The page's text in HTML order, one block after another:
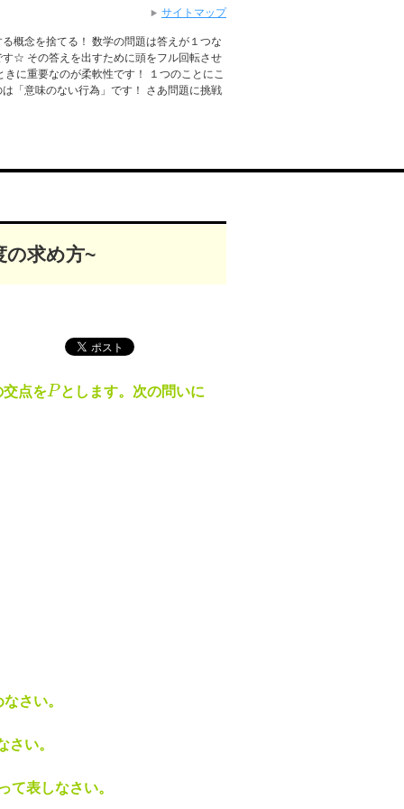
概念を捨てる！ 数学の問題は答えが１つな
☆ その答えを出すために頭をフル回転させ
きに重要なのが柔軟性です！ １つのことにこ
「意味のない行為」です！ さあ問題に挑戦
求め方~
交点をP とします。次の問いに
さい。
さい。
て表しなさい。
サイトマップ